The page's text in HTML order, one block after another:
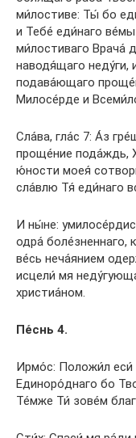
ми́лостиве: Ты́ бо
и Тебе́ еди́наго
ми́лостиваго Врача́
наводя́щаго неду́ги,
подава́ющаго
Милосе́рде и
Сла́ва, гла́с 7: А́з
проще́ние пода́ждь,
ю́ности моея́
сла́влю Тя́ еди́наго
И ны́не:
одра́ боле́зненнаго,
ве́сь неча́янием
исцели́ мя
христиа́ном.
Пе́снь 4.
Ирмо́с: Положи́л
Единоро́днаго бо
Те́мже Ти́ зове́м